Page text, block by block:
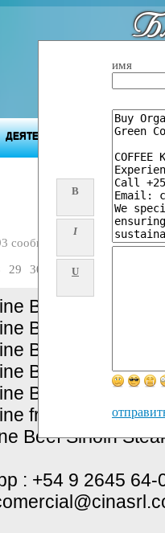
ДЕЯТЕЛЬНОСТЬ ФОНДА
B
I
U
имя
сообщений
29 30
Beef Oxtail,
Beef
Beef Short Ribs,
Beef T-Bone
Beef Ribeye
frozen Pork Leg,
Beef Sirloin
: +54 9 2645 64-